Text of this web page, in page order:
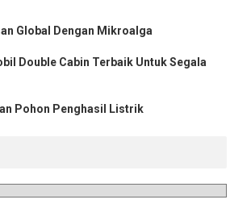
Global Dengan Mikroalga
Double Cabin Terbaik Untuk Segala
Pohon Penghasil Listrik